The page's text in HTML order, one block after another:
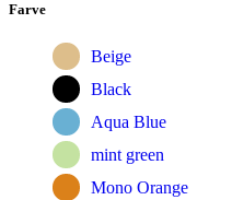
Farve
Beige
Black
Aqua Blue
mint green
Mono Orange